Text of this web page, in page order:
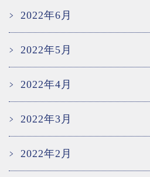
2022年6月
2022年5月
2022年4月
2022年3月
2022年2月